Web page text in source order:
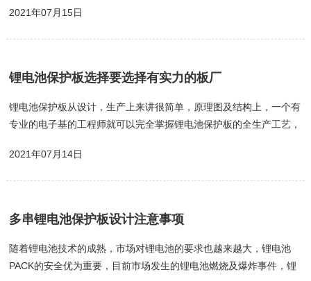
在一定温湿环境下时刻准备监护电芯的电压以及充放回路的电流，及
内阻大情况,首先应该考虑是不是元器件FUSE或PTC的内阻过大了
去，如果元器件FUSE或PTC阻值没有变化，则查看保护板结构检测
P+、...
2021年07月15日
锂电池保护板选择要选择有实力的板厂
锂电池保护板从设计，生产上来讲很简单，原理图及结构上，一个有
专业的电子基的工程师就可以完全掌握锂电池保护板的全生产工艺，
多小工厂，小企业在做电池保护板的。从价格上来讲，小工厂更具备
保护板的质量首先我们先了解一下保护板测试项目都有哪些，保护板
的基本参数约有15项。1.过充电检测电压、2.过充电恢复电压、3.过
充电延时时间...
2021年07月14日
多串锂电池保护板设计注意事项
随着锂电池技术的成熟，市场对锂电池的要求也越来越大，锂电池
PACK的安全优为重要，目前市场发生的锂电池燃烧及爆炸事件，锂